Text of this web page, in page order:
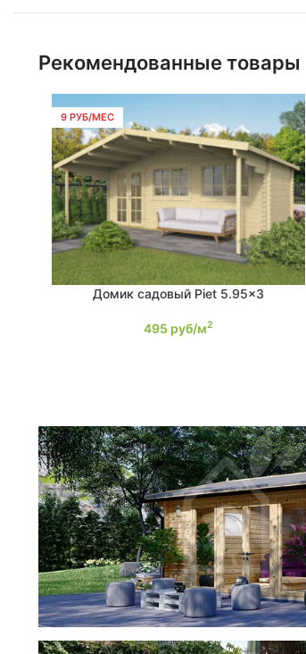
Рекомендованные товары
9 РУБ/МЕС
ПОДРОБНЕЕДомик садовый Piet 5.95×3
495 руб/м2